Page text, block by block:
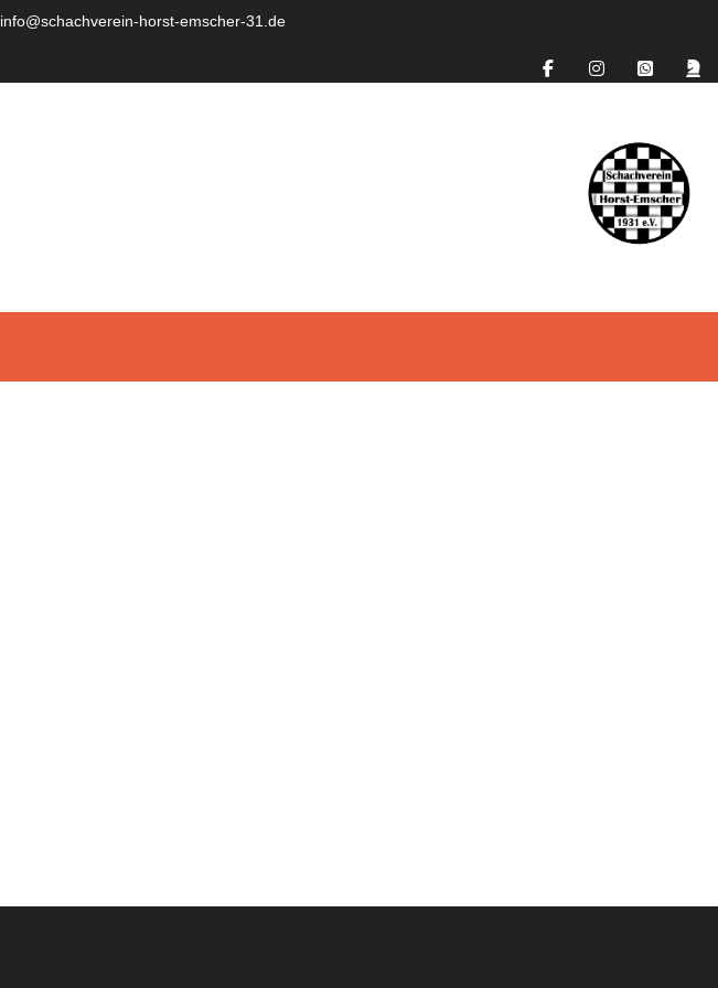
info@schachverein-horst-emscher-31.de